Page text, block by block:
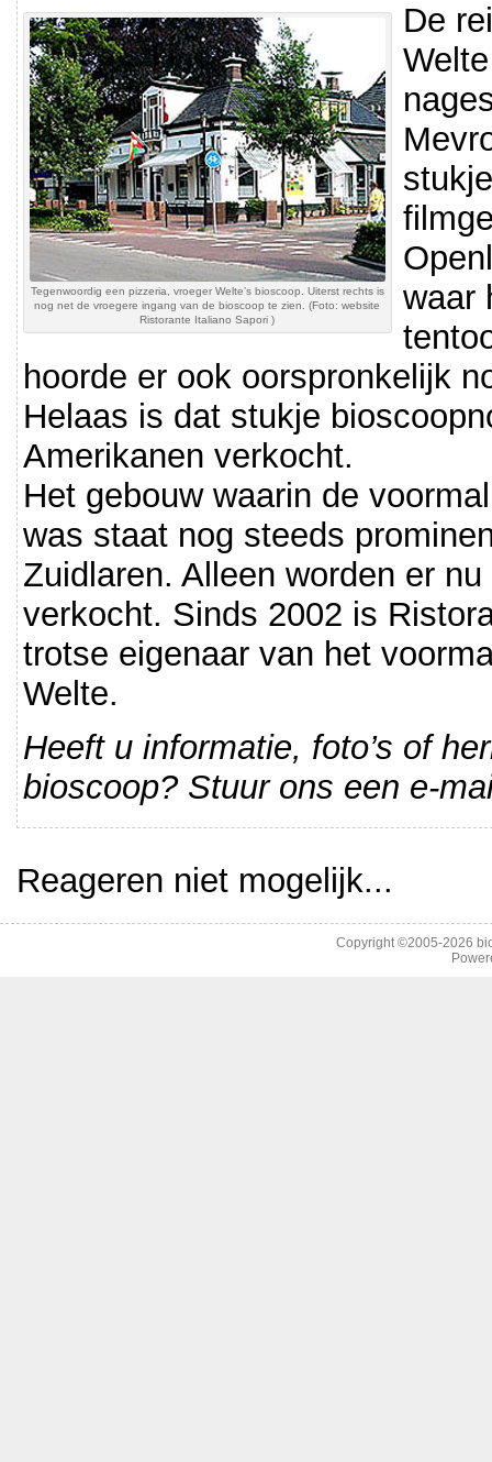
Tegenwoordig een pizzeria, vroeger Welte’s bioscoop. Uiterst rechts is
nog net de vroegere ingang van de bioscoop te zien. (Foto: website
Ristorante Italiano Sapori )
De
waar
hoorde er ook oorspronkelijk
Helaas is dat stukje
Amerikanen verkocht.
Het gebouw waarin de
was staat nog steeds
Zuidlaren. Alleen worden er
verkocht. Sinds 2002 is
trotse eigenaar van het
Welte.
Heeft u informatie, foto’s of
bioscoop? Stuur ons een e-
Reageren niet mogelijk...
Copyright ©2005-2026